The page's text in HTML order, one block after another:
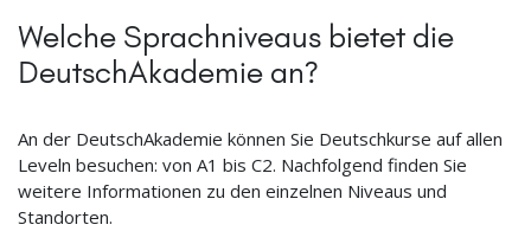
Welche Sprachniveaus bietet die
DeutschAkademie an?
An der DeutschAkademie können Sie Deutschkurse auf allen
Leveln besuchen: von A1 bis C2. Nachfolgend finden Sie
weitere Informationen zu den einzelnen Niveaus und
Standorten.